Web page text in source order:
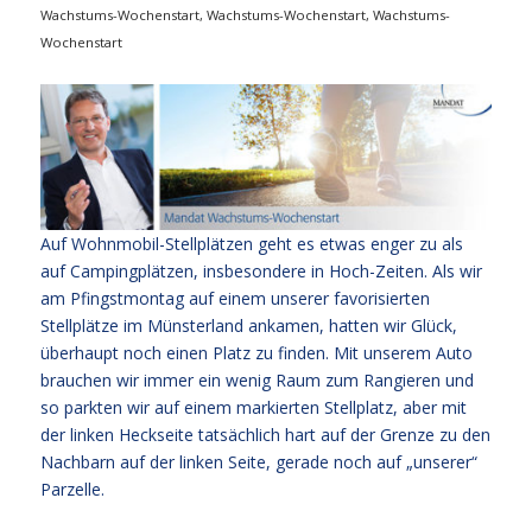
Wachstums-Wochenstart, Wachstums-Wochenstart, Wachstums-
Wochenstart
Auf Wohnmobil-Stellplätzen geht es etwas enger zu als
auf Campingplätzen, insbesondere in Hoch-Zeiten. Als wir
am Pfingstmontag auf einem unserer favorisierten
Stellplätze im Münsterland ankamen, hatten wir Glück,
überhaupt noch einen Platz zu finden. Mit unserem Auto
brauchen wir immer ein wenig Raum zum Rangieren und
so parkten wir auf einem markierten Stellplatz, aber mit
der linken Heckseite tatsächlich hart auf der Grenze zu den
Nachbarn auf der linken Seite, gerade noch auf „unserer“
Parzelle.